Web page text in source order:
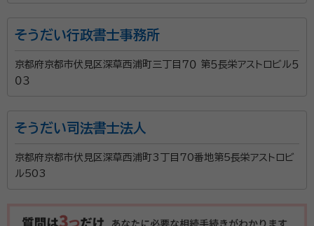
そうだい行政書士事務所
京都府京都市伏見区深草西浦町三丁目７０ 第５長栄アストロビル５
０３
そうだい司法書士法人
京都府京都市伏見区深草西浦町3丁目70番地第5長栄アストロビ
ル503